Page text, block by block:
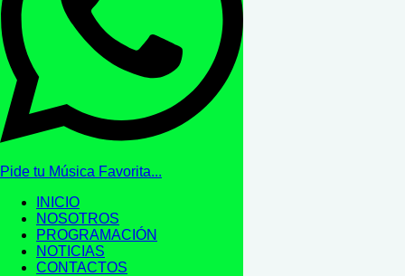
Pide tu Música Favorita...
INICIO
NOSOTROS
PROGRAMACIÓN
NOTICIAS
CONTACTOS